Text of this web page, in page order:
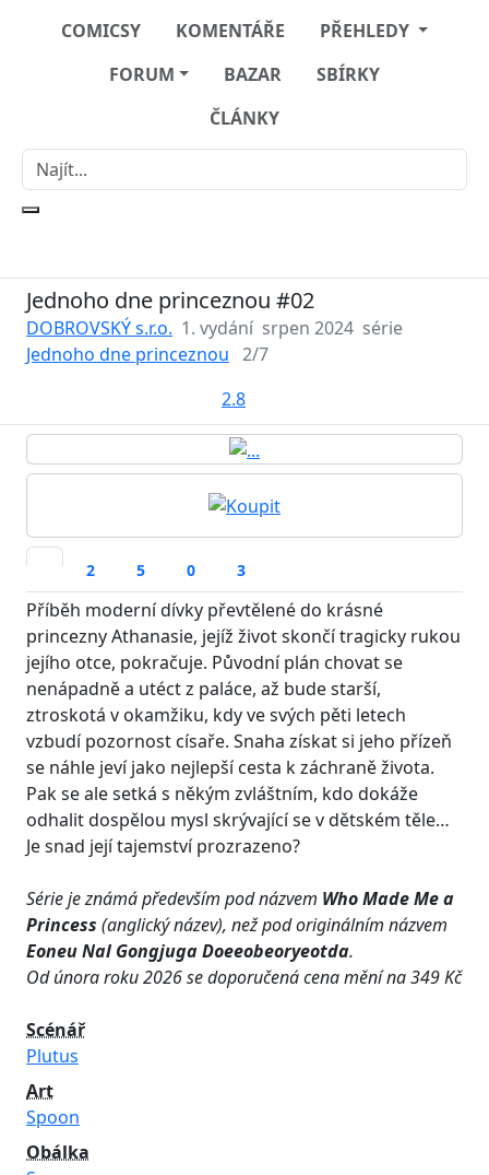
COMICSY KOMENTÁŘE
PŘEHLEDY
FORUM
BAZAR
SBÍRKY
ČLÁNKY
Jednoho dne princeznou #02
DOBROVSKÝ s.r.o. 1. vydání srpen 2024 série
Jednoho dne princeznou 2/7
2.8
2 5 0 3
Příběh moderní dívky převtělené do krásné
princezny Athanasie, jejíž život skončí tragicky rukou
jejího otce, pokračuje. Původní plán chovat se
nenápadně a utéct z paláce, až bude starší,
ztroskotá v okamžiku, kdy ve svých pěti letech
vzbudí pozornost císaře. Snaha získat si jeho přízeň
se náhle jeví jako nejlepší cesta k záchraně života.
Pak se ale setká s někým zvláštním, kdo dokáže
odhalit dospělou mysl skrývající se v dětském těle…
Je snad její tajemství prozrazeno?
Série je známá především pod názvem Who Made Me a
Princess (anglický název), než pod originálním názvem
Eoneu Nal Gongjuga Doeeobeoryeotda.
Od února roku 2026 se doporučená cena mění na 349 Kč
Scénář
Plutus
Art
Spoon
Obálka